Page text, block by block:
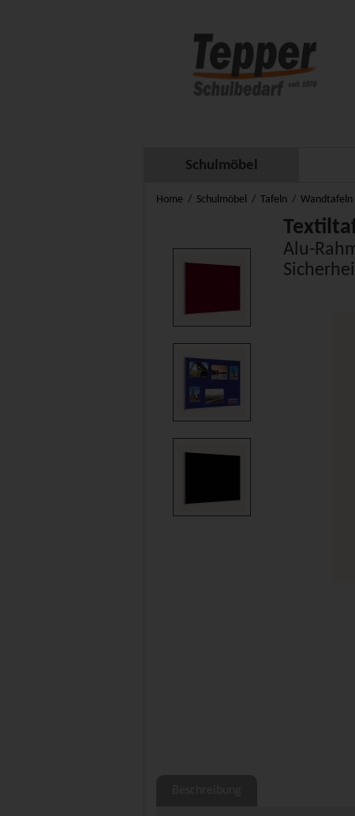
Schulmöbel
Home Schulmöbel Tafeln Wandtafeln
Alu-